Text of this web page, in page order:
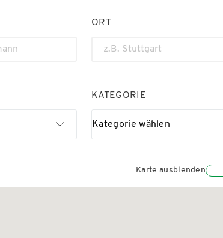
ORT
KATEGORIE
Kategorie wählen
Karte ausblenden